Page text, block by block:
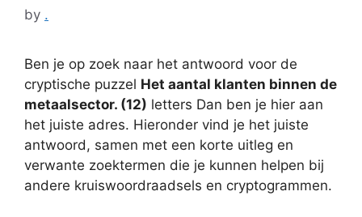
by .
Ben je op zoek naar het antwoord voor de
cryptische puzzel Het aantal klanten binnen de
metaalsector. (12) letters Dan ben je hier aan
het juiste adres. Hieronder vind je het juiste
antwoord, samen met een korte uitleg en
verwante zoektermen die je kunnen helpen bij
andere kruiswoordraadsels en cryptogrammen.